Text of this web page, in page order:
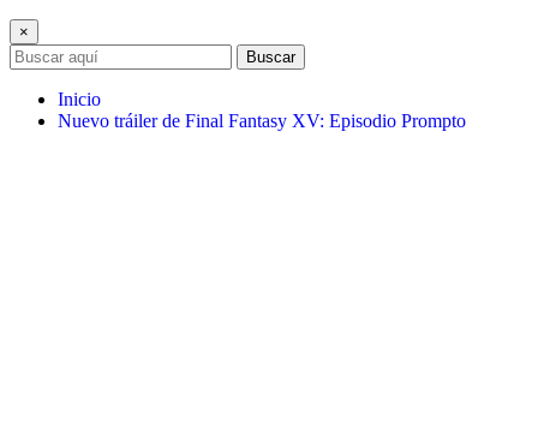
×
Buscar
Inicio
Nuevo tráiler de Final Fantasy XV: Episodio Prompto